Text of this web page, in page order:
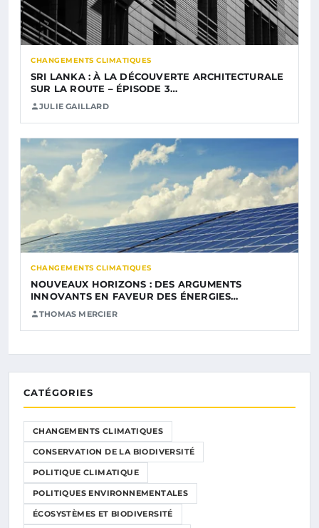
CHANGEMENTS CLIMATIQUES
SRI LANKA : À LA DÉCOUVERTE ARCHITECTURALE
SUR LA ROUTE – ÉPISODE 3…
JULIE GAILLARD
CHANGEMENTS CLIMATIQUES
NOUVEAUX HORIZONS : DES ARGUMENTS
INNOVANTS EN FAVEUR DES ÉNERGIES…
THOMAS MERCIER
CATÉGORIES
CHANGEMENTS CLIMATIQUES
CONSERVATION DE LA BIODIVERSITÉ
POLITIQUE CLIMATIQUE
POLITIQUES ENVIRONNEMENTALES
ÉCOSYSTÈMES ET BIODIVERSITÉ